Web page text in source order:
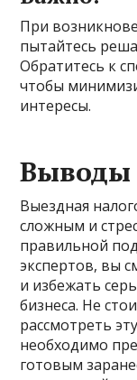
При
пытайтесь
Обратитесь к
чтобы
интересы.
Выводы
Выездная
сложным и
правильной
экспертов, вы
и избежать
бизнеса. Не
рассмотреть
необходимо
готовым